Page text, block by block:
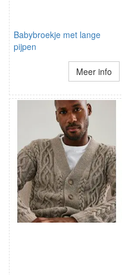
Babybroekje met lange
pijpen
Meer info